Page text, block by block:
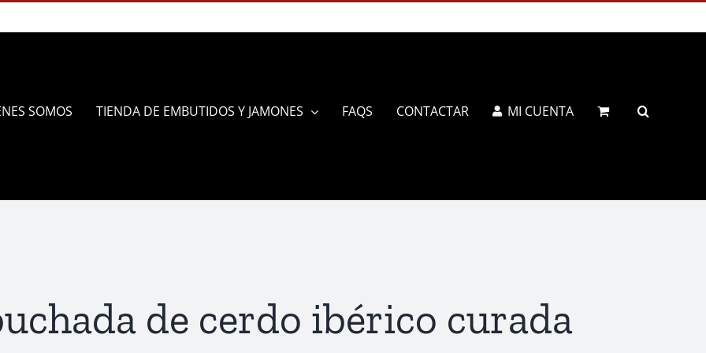
SOMOS TIENDA DE EMBUTIDOS Y JAMONES FAQS CONTACTAR MI CUENTA
de cerdo ibérico curada